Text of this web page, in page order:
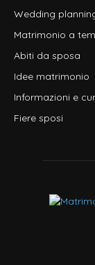
Wedding
Matrimonio a
Abiti da sposa
Idee matrimonio
Informazioni e
Fiere sposi